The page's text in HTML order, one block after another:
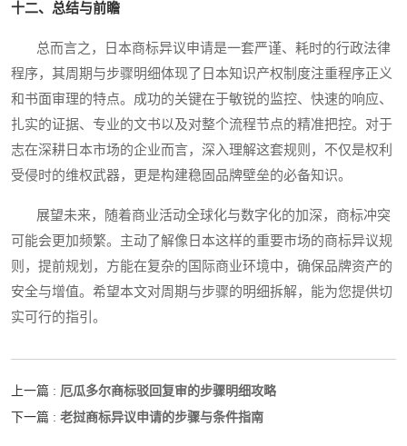
十二、总结与前瞻
总而言之，日本商标异议申请是一套严谨、耗时的行政法律
程序，其周期与步骤明细体现了日本知识产权制度注重程序正义
和书面审理的特点。成功的关键在于敏锐的监控、快速的响应、
扎实的证据、专业的文书以及对整个流程节点的精准把控。对于
志在深耕日本市场的企业而言，深入理解这套规则，不仅是权利
受侵时的维权武器，更是构建稳固品牌壁垒的必备知识。
展望未来，随着商业活动全球化与数字化的加深，商标冲突
可能会更加频繁。主动了解像日本这样的重要市场的商标异议规
则，提前规划，方能在复杂的国际商业环境中，确保品牌资产的
安全与增值。希望本文对周期与步骤的明细拆解，能为您提供切
实可行的指引。
上一篇 : 厄瓜多尔商标驳回复审的步骤明细攻略
下一篇 : 老挝商标异议申请的步骤与条件指南